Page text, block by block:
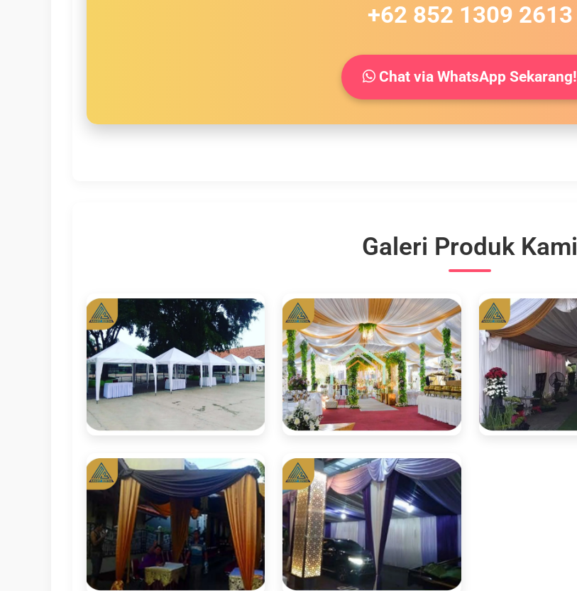
+62 852 1309 2613
Chat via WhatsApp Sekarang!
Galeri Produk Kami